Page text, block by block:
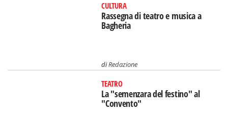
CULTURA
Rassegna di teatro e musica a
Bagheria
diRedazione
TEATRO
La "semenzara del festino" al
"Convento"